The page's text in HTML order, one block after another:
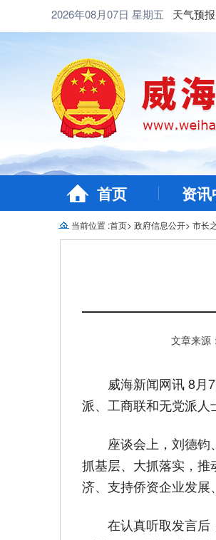
2026年08月07日 星期五 天气预报
首页 资
当前位置 :首页> 政府信息公开> 市长
文章来源
威海新闻网讯 8月
派、工商联和无党派人
座谈会上，刘德
抓基层、大抓落实，
济、支持侨资企业发展
在认真听取发言后